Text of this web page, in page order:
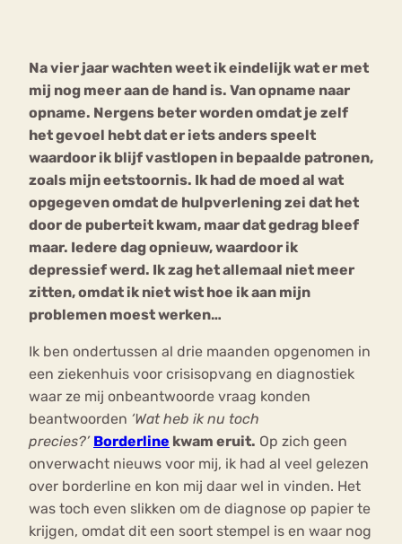
Na vier jaar wachten weet ik eindelijk wat er met
mij nog meer aan de hand is. Van opname naar
opname. Nergens beter worden omdat je zelf
het gevoel hebt dat er iets anders speelt
waardoor ik blijf vastlopen in bepaalde patronen,
zoals mijn eetstoornis. Ik had de moed al wat
opgegeven omdat de hulpverlening zei dat het
door de puberteit kwam, maar dat gedrag bleef
maar. Iedere dag opnieuw, waardoor ik
depressief werd. Ik zag het allemaal niet meer
zitten, omdat ik niet wist hoe ik aan mijn
problemen moest werken…
Ik ben ondertussen al drie maanden opgenomen in
een ziekenhuis voor crisisopvang en diagnostiek
waar ze mij onbeantwoorde vraag konden
beantwoorden ‘Wat heb ik nu toch
precies?’ Borderline kwam eruit. Op zich geen
onverwacht nieuws voor mij, ik had al veel gelezen
over borderline en kon mij daar wel in vinden. Het
was toch even slikken om de diagnose op papier te
krijgen, omdat dit een soort stempel is en waar nog
Chat
Forum
mia
Nerv
osa
Eetstoornis Anorexia Nervosa
Eetbuien Piekeren Sport
Trauma
Orthorexia
Afvallen Angst